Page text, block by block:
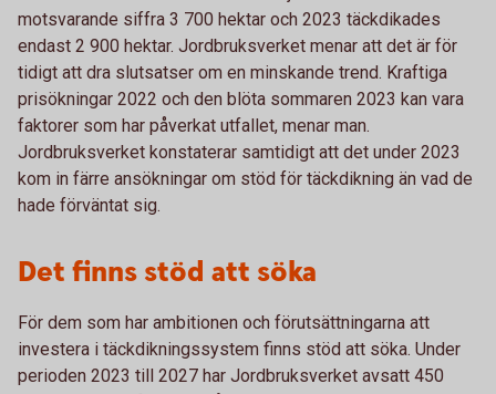
motsvarande siffra 3 700 hektar och 2023 täckdikades
endast 2 900 hektar. Jordbruksverket menar att det är för
tidigt att dra slutsatser om en minskande trend. Kraftiga
prisökningar 2022 och den blöta sommaren 2023 kan vara
faktorer som har påverkat utfallet, menar man.
Jordbruksverket konstaterar samtidigt att det under 2023
kom in färre ansökningar om stöd för täckdikning än vad de
hade förväntat sig.
Det finns stöd att söka
För dem som har ambitionen och förutsättningarna att
investera i täckdikningssystem finns stöd att söka. Under
perioden 2023 till 2027 har Jordbruksverket avsatt 450